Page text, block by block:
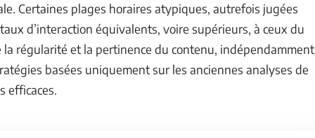
Certaines plages horaires atypiques, autrefois jugées
d’interaction équivalents, voire supérieurs, à ceux du
la régularité et la pertinence du contenu, indépendamment
basées uniquement sur les anciennes analyses de
efficaces.